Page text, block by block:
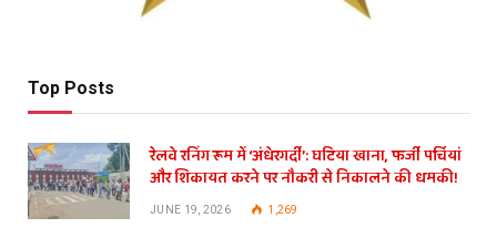
Top Posts
रेलवे रनिंग रूम में ‘अंधेरगर्दी’: घटिया खाना, फर्जी पर्चियां
और शिकायत करने पर नौकरी से निकालने की धमकी!
JUNE 19, 2026 1,269